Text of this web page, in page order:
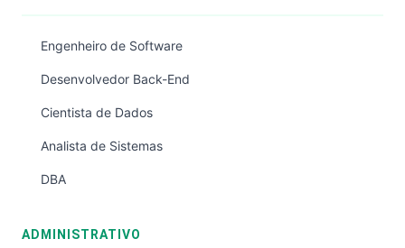
Engenheiro de Software
Desenvolvedor Back-End
Cientista de Dados
Analista de Sistemas
DBA
ADMINISTRATIVO